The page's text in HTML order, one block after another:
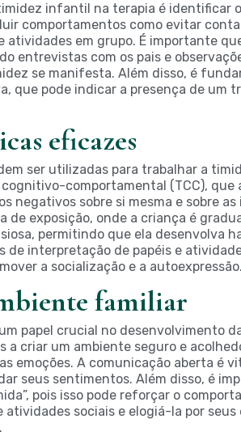
infantil na terapia é identificar
comportamentos como evitar
atividades em grupo. É importante
entrevistas com os pais e
se manifesta. Além disso, é
que pode indicar a presença de um
eficazes
ser utilizadas para trabalhar a
comportamental (TCC), que
negativos sobre si mesma e sobre as
de exposição, onde a criança é
permitindo que ela desenvolva
interpretação de papéis e
a socialização e a autoexpressão.
familiar
papel crucial no desenvolvimento
a criar um ambiente seguro e
emoções. A comunicação aberta é
seus sentimentos. Além disso, é
pois isso pode reforçar o
sociais e elogiá-la por seus